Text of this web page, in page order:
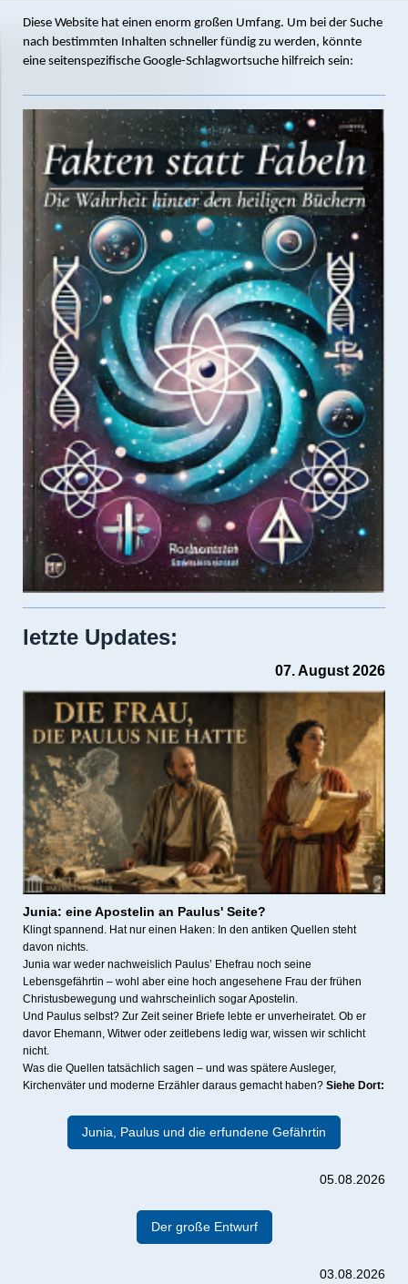
Diese Website hat einen enorm großen Umfang. Um bei der Suche
nach bestimmten Inhalten schneller fündig zu werden, könnte
eine seitenspezifische Google-Schlagwortsuche hilfreich sein:
letzte Updates:
07. August 2026
Junia: eine Apostelin an Paulus' Seite?
Klingt spannend. Hat nur einen Haken: In den antiken Quellen steht
davon nichts.
Junia war weder nachweislich Paulus’ Ehefrau noch seine
Lebensgefährtin – wohl aber eine hoch angesehene Frau der frühen
Christusbewegung und wahrscheinlich sogar Apostelin.
Und Paulus selbst? Zur Zeit seiner Briefe lebte er unverheiratet. Ob er
davor Ehemann, Witwer oder zeitlebens ledig war, wissen wir schlicht
nicht.
Was die Quellen tatsächlich sagen – und was spätere Ausleger,
Kirchenväter und moderne Erzähler daraus gemacht haben? Siehe Dort:
Junia, Paulus und die erfundene Gefährtin
05.08.2026
Der große Entwurf
03.08.2026